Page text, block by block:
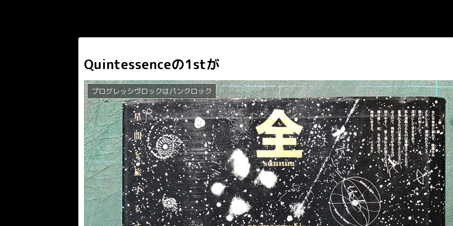
Quintessenceの1stが
プログレッシヴロックはパンクロック